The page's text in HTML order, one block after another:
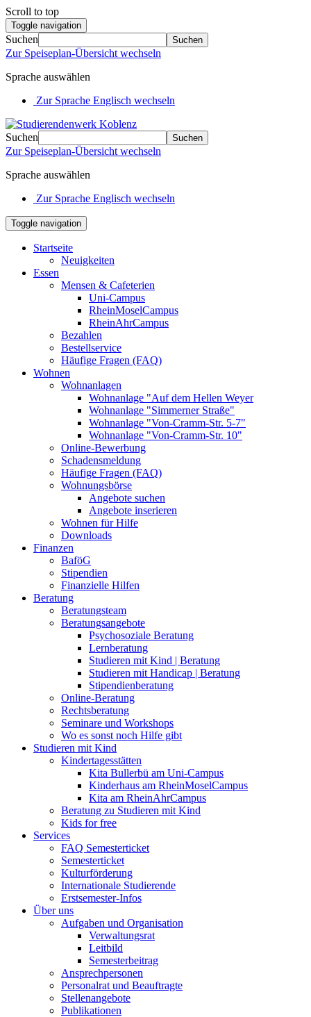
Scroll to top
Toggle navigation
Suchen Suchen
Zur Speiseplan-Übersicht wechseln
Sprache auswählen
Zur Sprache Englisch wechseln
Suchen Suchen
Zur Speiseplan-Übersicht wechseln
Sprache auswählen
Zur Sprache Englisch wechseln
Toggle navigation
Startseite
Neuigkeiten
Essen
Mensen & Cafeterien
Uni-Campus
RheinMoselCampus
RheinAhrCampus
Bezahlen
Bestellservice
Häufige Fragen (FAQ)
Wohnen
Wohnanlagen
Wohnanlage "Auf dem Hellen Weyer
Wohnanlage "Simmerner Straße"
Wohnanlage "Von-Cramm-Str. 5-7"
Wohnanlage "Von-Cramm-Str. 10"
Online-Bewerbung
Schadensmeldung
Häufige Fragen (FAQ)
Wohnungsbörse
Angebote suchen
Angebote inserieren
Wohnen für Hilfe
Downloads
Finanzen
BaföG
Stipendien
Finanzielle Hilfen
Beratung
Beratungsteam
Beratungsangebote
Psychosoziale Beratung
Lernberatung
Studieren mit Kind | Beratung
Studieren mit Handicap | Beratung
Stipendienberatung
Online-Beratung
Rechtsberatung
Seminare und Workshops
Wo es sonst noch Hilfe gibt
Studieren mit Kind
Kindertagesstätten
Kita Bullerbü am Uni-Campus
Kinderhaus am RheinMoselCampus
Kita am RheinAhrCampus
Beratung zu Studieren mit Kind
Kids for free
Services
FAQ Semesterticket
Semesterticket
Kulturförderung
Internationale Studierende
Erstsemester-Infos
Über uns
Aufgaben und Organisation
Verwaltungsrat
Leitbild
Semesterbeitrag
Ansprechpersonen
Personalrat und Beauftragte
Stellenangebote
Publikationen